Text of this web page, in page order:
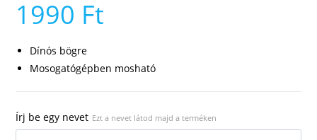
1990 Ft
Dínós bögre
Mosogatógépben mosható
Írj be egy nevet Ezt a nevet látod majd a terméken